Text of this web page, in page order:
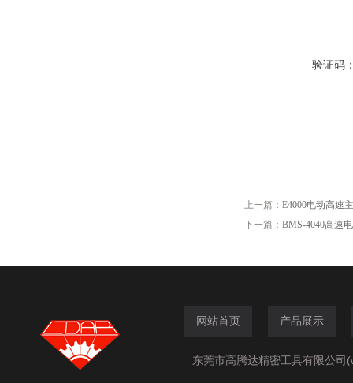
验证码
上一篇： E4000电动高速
下一篇： BMS-4040高速
网站首页 产品展示
东莞市高腾达精密工具有限公司